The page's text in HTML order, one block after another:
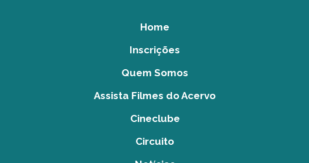
Home
Inscrições
Quem Somos
Assista Filmes do Acervo
Cineclube
Circuito